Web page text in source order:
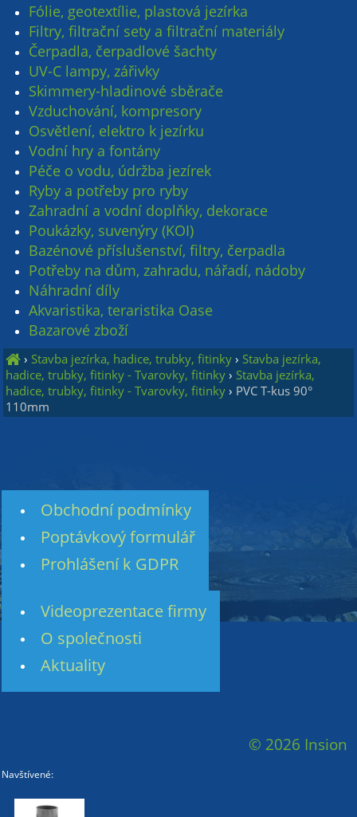
Fólie, geotextílie, plastová jezírka
Filtry, filtrační sety a filtrační materiály
Čerpadla, čerpadlové šachty
UV-C lampy, zářivky
Skimmery-hladinové sběrače
Vzduchování, kompresory
Osvětlení, elektro k jezírku
Vodní hry a fontány
Péče o vodu, údržba jezírek
Ryby a potřeby pro ryby
Zahradní a vodní doplňky, dekorace
Poukázky, suvenýry (KOI)
Bazénové příslušenství, filtry, čerpadla
Potřeby na dům, zahradu, nářadí, nádoby
Náhradní díly
Akvaristika, teraristika Oase
Bazarové zboží
› Stavba jezírka, hadice, trubky, fitinky › Stavba jezírka,
hadice, trubky, fitinky - Tvarovky, fitinky › Stavba jezírka,
hadice, trubky, fitinky - Tvarovky, fitinky › PVC T-kus 90°
110mm
Obchodní podmínky
Poptávkový formulář
Prohlášení k GDPR
Videoprezentace firmy
O společnosti
Aktuality
© 2026 Insion
Navštívené: